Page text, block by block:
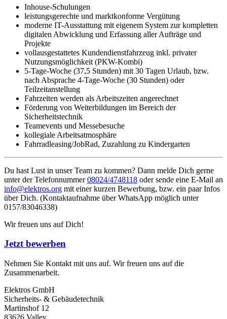
Inhouse-Schulungen
leistungsgerechte und marktkonforme Vergütung
moderne IT-Ausstattung mit eigenem System zur kompletten
digitalen Abwicklung und Erfassung aller Aufträge und
Projekte
vollausgestattetes Kundendienstfahrzeug inkl. privater
Nutzungsmöglichkeit (PKW-Kombi)
5-Tage-Woche (37,5 Stunden) mit 30 Tagen Urlaub, bzw.
nach Absprache 4-Tage-Woche (30 Stunden) oder
Teilzeitanstellung
Fahrzeiten werden als Arbeitszeiten angerechnet
Förderung von Weiterbildungen im Bereich der
Sicherheitstechnik
Teamevents und Messebesuche
kollegiale Arbeitsatmosphäre
Fahrradleasing/JobRad, Zuzahlung zu Kindergarten
Du hast Lust in unser Team zu kommen? Dann melde Dich gerne
unter der Telefonnummer08024/4748118 oder sende eine E-Mail an
info@elektros.org mit einer kurzen Bewerbung, bzw. ein paar Infos
über Dich. (Kontaktaufnahme über WhatsApp möglich unter
0157/83046338)
Wir freuen uns auf Dich!
Jetzt bewerben
Nehmen Sie Kontakt mit uns auf. Wir freuen uns auf die
Zusammenarbeit.
Elektros GmbH
Sicherheits- & Gebäudetechnik
Martinshof 12
83626 Valley